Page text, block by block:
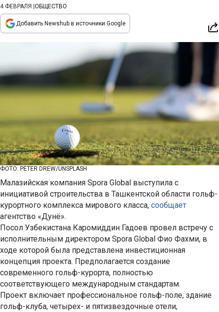
4 ФЕВРАЛЯ ОБЩЕСТВО
Добавить Newshub в источники Google
ФОТО: PETER DREW/UNSPLASH
Малазийская компания Spora Global выступила с
инициативой строительства в Ташкентской области гольф-
курортного комплекса мирового класса, сообщает
агентство «Дунё».
Посол Узбекистана Каромиддин Гадоев провел встречу с
исполнительным директором Spora Global Фио Фахми, в
ходе которой была представлена инвестиционная
концепция проекта. Предполагается создание
современного гольф-курорта, полностью
соответствующего международным стандартам.
Проект включает профессиональное гольф-поле, здание
гольф-клуба, четырех- и пятизвездочные отели,